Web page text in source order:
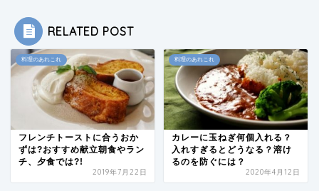
RELATED POST
料理のあれこれ
フレンチトーストに合うおか
ずは?おすすめ献立朝食やラン
チ、夕食では?!
2019年7月22日
料理のあれこれ
カレーに玉ねぎ何個入れる？
入れすぎるとどうなる？溶け
るのを防ぐには？
2020年4月12日